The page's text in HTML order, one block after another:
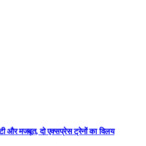
और मजबूत, दो एक्सप्रेस ट्रेनों का विलय